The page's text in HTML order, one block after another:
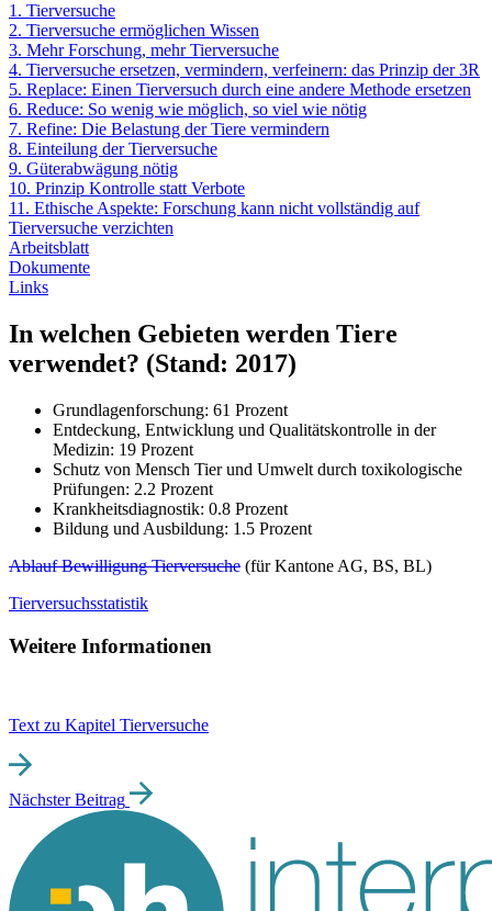
1. Tierversuche
2. Tierversuche ermöglichen Wissen
3. Mehr Forschung, mehr Tierversuche
4. Tierversuche ersetzen, vermindern, verfeinern: das Prinzip der 3R
5. Replace: Einen Tierversuch durch eine andere Methode ersetzen
6. Reduce: So wenig wie möglich, so viel wie nötig
7. Refine: Die Belastung der Tiere vermindern
8. Einteilung der Tierversuche
9. Güterabwägung nötig
10. Prinzip Kontrolle statt Verbote
11. Ethische Aspekte: Forschung kann nicht vollständig auf
Tierversuche verzichten
Arbeitsblatt
Dokumente
Links
In welchen Gebieten werden Tiere
verwendet? (Stand: 2017)
Grundlagenforschung: 61 Prozent
Entdeckung, Entwicklung und Qualitätskontrolle in der
Medizin: 19 Prozent
Schutz von Mensch Tier und Umwelt durch toxikologische
Prüfungen: 2.2 Prozent
Krankheitsdiagnostik: 0.8 Prozent
Bildung und Ausbildung: 1.5 Prozent
Ablauf Bewilligung Tierversuche (für Kantone AG, BS, BL)
Tierversuchsstatistik
Weitere Informationen
Text zu Kapitel Tierversuche
Nächster Beitrag